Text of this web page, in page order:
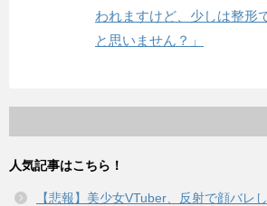
われますけど、少しは整形
と思いません？」
人気記事はこちら！
【悲報】美少女VTuber、反射で顔バレ